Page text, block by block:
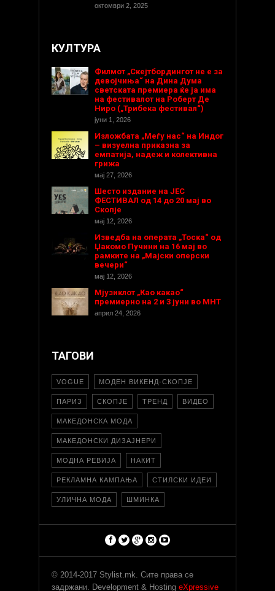
октомври 2, 2025
КУЛТУРА
Филмот „Скејтбордингот не е за
девојчиња“ на Дина Дума
светската премиера ќе ја има
на фестивалот на Роберт Де
Ниро („Трибека фестивал“)
јуни 1, 2026
Изложбата „Меѓу нас“ на Индог
– визуелна приказна за
емпатија, надеж и колективна
грижа
мај 27, 2026
Шесто издание на ЈЕС
ФЕСТИВАЛ од 14 до 20 мај во
Скопје
мај 12, 2026
Изведба на операта „Тоска“ од
Џакомо Пучини на 16 мај во
рамките на „Мајски оперски
вечери“
мај 12, 2026
Мјузиклот „Као какао“
премиерно на 2 и 3 јуни во МНТ
април 24, 2026
ТАГОВИ
VOGUE МОДЕН ВИКЕНД-СКОПЈЕ
ПАРИЗ СКОПЈЕ ТРЕНД ВИДЕО
МАКЕДОНСКА МОДА
МАКЕДОНСКИ ДИЗАЈНЕРИ
МОДНА РЕВИЈА НАКИТ
РЕКЛАМНА КАМПАЊА СТИЛСКИ ИДЕИ
УЛИЧНА МОДА ШМИНКА
© 2014-2017 Stylist.mk. Сите права се
задржани. Development & Hosting eXpressive